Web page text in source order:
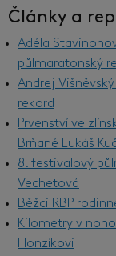
Články a
Adéla
půlmaratonský
Andrej
rekord
Prvenství ve
Brňané Lukáš
8. festivalový
Vechetová
Běžci RBP
Kilometry v
Honzíkovi